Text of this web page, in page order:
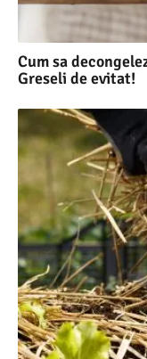
Cum sa
Greseli de evitat!